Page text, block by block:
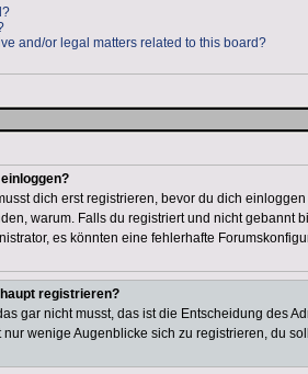
and/or legal matters related to this board?
dich erst registrieren, bevor du dich
warum. Falls du registriert und nicht
es könnten eine fehlerhafte
registrieren?
gar nicht musst, das ist die Entscheidung des
wenige Augenblicke sich zu registrieren, du